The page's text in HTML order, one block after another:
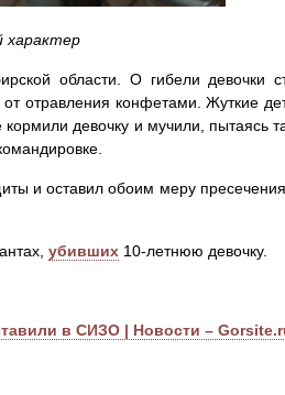
области. О гибели девочки
отравления конфетами. Жуткие
кормили девочку и мучили, пытаясь
и оставил обоим меру
убивших 10-летнюю девочку.
в СИЗО | Новости –